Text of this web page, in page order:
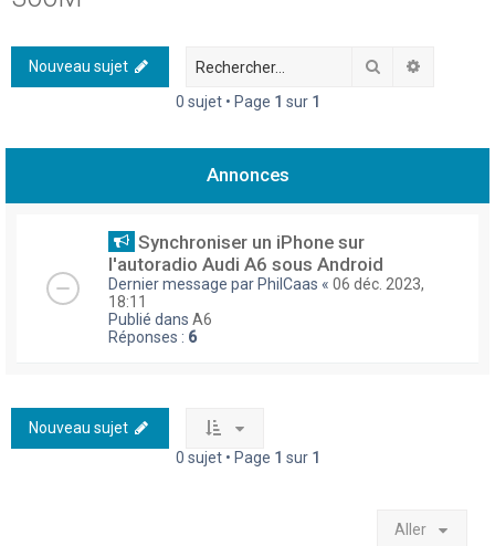
h
r
Nouveau sujet Rechercher
0 sujet • Page 1 sur 1
Annonces
Synchroniser un iPhone sur
l'autoradio Audi A6 sous Android
Dernier message par PhilCaas « 06 déc. 2023,
18:11
Publié dans A6
Réponses : 6
Nouveau sujet
0 sujet • Page 1 sur 1
Aller